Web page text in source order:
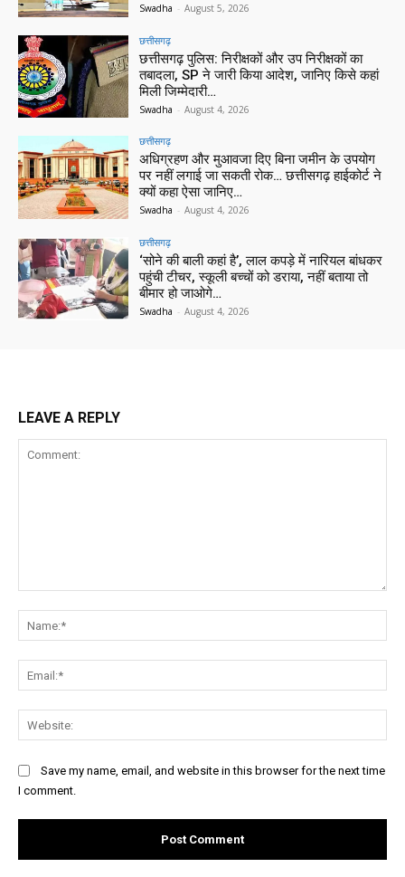
Swadha - August 5, 2026
छत्तीसगढ़
छत्तीसगढ़ पुलिस: निरीक्षकों और उप निरीक्षकों का
तबादला, SP ने जारी किया आदेश, जानिए किसे कहां
मिली जिम्मेदारी…
Swadha - August 4, 2026
छत्तीसगढ़
अधिग्रहण और मुआवजा दिए बिना जमीन के उपयोग
पर नहीं लगाई जा सकती रोक… छत्तीसगढ़ हाईकोर्ट ने
क्यों कहा ऐसा जानिए…
Swadha - August 4, 2026
छत्तीसगढ़
‘सोने की बाली कहां है’, लाल कपड़े में नारियल बांधकर
पहुंची टीचर, स्कूली बच्चों को डराया, नहीं बताया तो
बीमार हो जाओगे…
Swadha - August 4, 2026
LEAVE A REPLY
Save my name, email, and website in this browser for the next time
I comment.